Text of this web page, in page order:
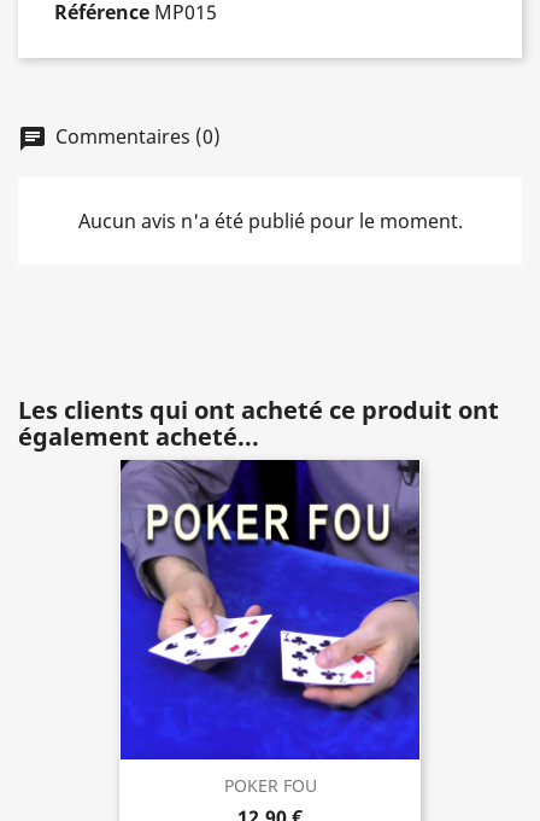
Référence MP015
chat Commentaires (0)
Aucun avis n'a été publié pour le moment.
Les clients qui ont acheté ce produit ont
également acheté...
POKER FOU